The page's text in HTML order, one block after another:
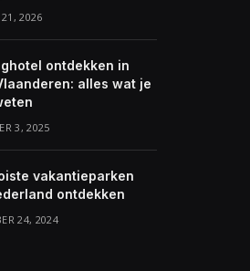
21, 2026
ontdekken in
alles wat je
3, 2025
vakantieparken
ontdekken
24, 2024